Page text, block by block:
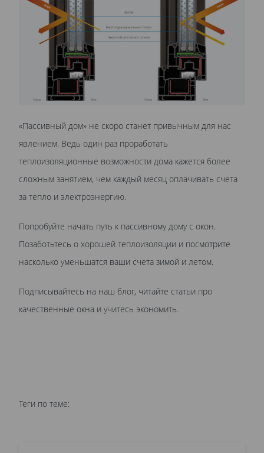
«Пассивный дом» не скоро станет привычным для нас
явлением. Ведь один раз проработать
теплоизоляционные возможности дома кажется более
сложным занятием, чем каждый месяц оплачивать счета
за тепло и электроэнергию.
Попробуйте начать путь к пассивному дому с окон.
Позаботьтесь о хорошей теплоизоляции и посмотрите
насколько уменьшатся ваши счета зимой и летом.
Подписывайтесь на наш блог, читайте статьи про
качественные окна и учитесь экономить.
Теги по теме: